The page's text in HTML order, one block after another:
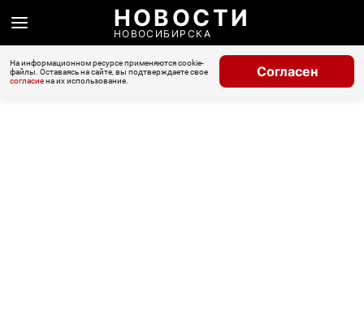
НОВОСТИ
НОВОСИБИРСКА
На информационном ресурсе применяются cookie-
файлы. Оставаясь на сайте, вы подтверждаете свое
согласиена их использование.
Согласен